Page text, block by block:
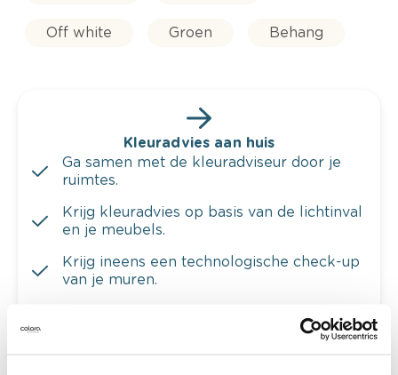
Off white Groen Behang
Kleuradvies aan huis
Ga samen met de kleuradviseur door je
ruimtes.
Krijg kleuradvies op basis van de lichtinval
en je meubels.
Krijg ineens een technologische check-up
van je muren.